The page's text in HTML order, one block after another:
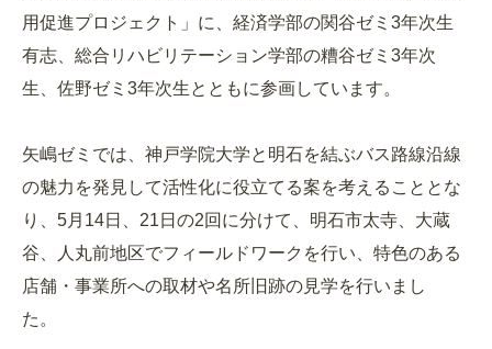
用促進プロジェクト」に、経済学部の関谷ゼミ3年次生
有志、総合リハビリテーション学部の糟谷ゼミ3年次
生、佐野ゼミ3年次生とともに参画しています。
矢嶋ゼミでは、神戸学院大学と明石を結ぶバス路線沿線
の魅力を発見して活性化に役立てる案を考えることとな
り、5月14日、21日の2回に分けて、明石市太寺、大蔵
谷、人丸前地区でフィールドワークを行い、特色のある
店舗・事業所への取材や名所旧跡の見学を行いまし
た。